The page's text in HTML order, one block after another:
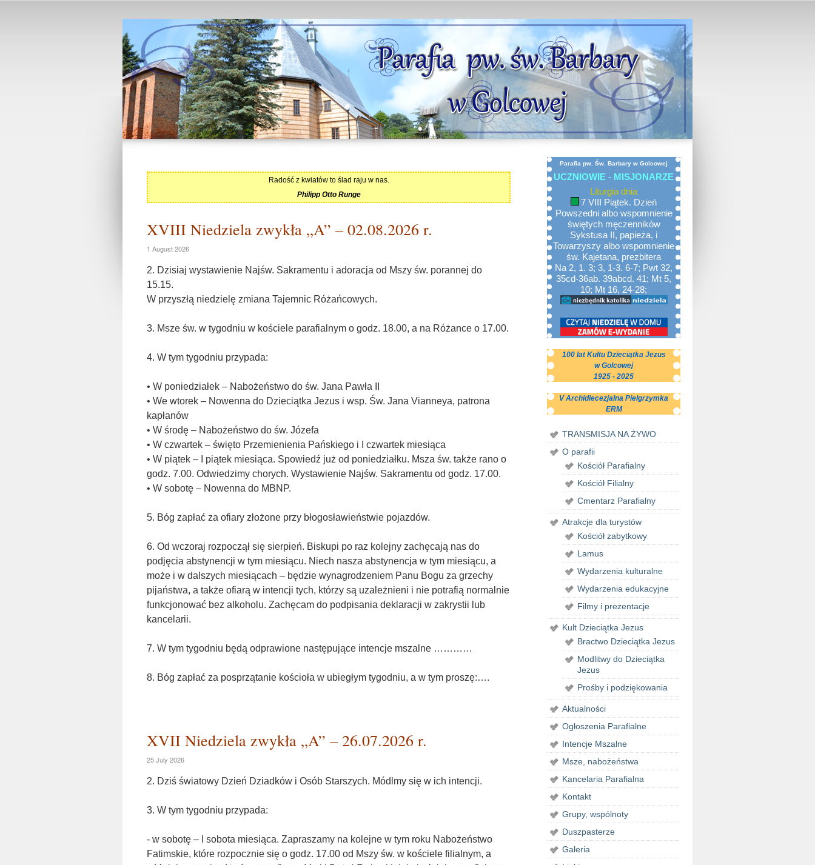
Radość z kwiatów to ślad raju w nas.
Philipp Otto Runge
XVIII Niedziela zwykła „A” – 02.08.2026 r.
1 August 2026
2. Dzisiaj wystawienie Najśw. Sakramentu i adoracja od Mszy św. porannej do
15.15.
W przyszłą niedzielę zmiana Tajemnic Różańcowych.
3. Msze św. w tygodniu w kościele parafialnym o godz. 18.00, a na Różance o 17.00.
4. W tym tygodniu przypada:
• W poniedziałek – Nabożeństwo do św. Jana Pawła II
• We wtorek – Nowenna do Dzieciątka Jezus i wsp. Św. Jana Vianneya, patrona
kapłanów
• W środę – Nabożeństwo do św. Józefa
• W czwartek – święto Przemienienia Pańskiego i I czwartek miesiąca
• W piątek – I piątek miesiąca. Spowiedź już od poniedziałku. Msza św. także rano o
godz. 7.00. Odwiedzimy chorych. Wystawienie Najśw. Sakramentu od godz. 17.00.
• W sobotę – Nowenna do MBNP.
5. Bóg zapłać za ofiary złożone przy błogosławieństwie pojazdów.
6. Od wczoraj rozpoczął się sierpień. Biskupi po raz kolejny zachęcają nas do
podjęcia abstynencji w tym miesiącu. Niech nasza abstynencja w tym miesiącu, a
może i w dalszych miesiącach – będzie wynagrodzeniem Panu Bogu za grzechy
pijaństwa, a także ofiarą w intencji tych, którzy są uzależnieni i nie potrafią normalnie
funkcjonować bez alkoholu. Zachęcam do podpisania deklaracji w zakrystii lub
kancelarii.
7. W tym tygodniu będą odprawione następujące intencje mszalne …………
8. Bóg zapłać za posprzątanie kościoła w ubiegłym tygodniu, a w tym proszę:….
XVII Niedziela zwykła „A” – 26.07.2026 r.
25 July 2026
2. Dziś światowy Dzień Dziadków i Osób Starszych. Módlmy się w ich intencji.
3. W tym tygodniu przypada:
- w sobotę – I sobota miesiąca. Zapraszamy na kolejne w tym roku Nabożeństwo
Fatimskie, które rozpocznie się o godz. 17.00 od Mszy św. w kościele filialnym, a
Parafia pw. Św. Barbary w Golcowej
UCZNIOWIE - MISJONARZE
Liturgia dnia
7 VIII Piątek. Dzień
Powszedni albo wspomnienie
świętych męczenników
Sykstusa II, papieża, i
Towarzyszy albo wspomnienie
św. Kajetana, prezbitera
Na 2, 1. 3; 3, 1-3. 6-7; Pwt 32,
35cd-36ab. 39abcd. 41; Mt 5,
10; Mt 16, 24-28;
100 lat Kultu Dzieciątka Jezus
w Golcowej
1925 - 2025
V Archidiecezjalna Pielgrzymka
ERM
TRANSMISJA NA ŻYWO
O parafii
Kościół Parafialny
Kościół Filialny
Cmentarz Parafialny
Atrakcje dla turystów
Kościół zabytkowy
Lamus
Wydarzenia kulturalne
Wydarzenia edukacyjne
Filmy i prezentacje
Kult Dzieciątka Jezus
Bractwo Dzieciątka Jezus
Modlitwy do Dzieciątka
Jezus
Prośby i podziękowania
Aktualności
Ogłoszenia Parafialne
Intencje Mszalne
Msze, nabożeństwa
Kancelaria Parafialna
Kontakt
Grupy, wspólnoty
Duszpasterze
Galeria